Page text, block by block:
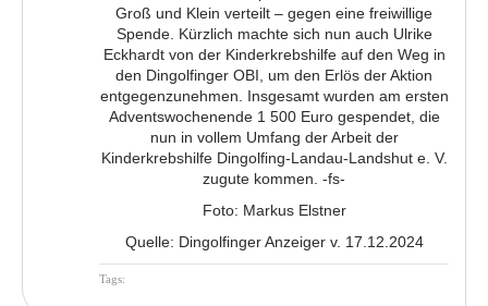
Groß und Klein verteilt – gegen eine freiwillige
Spende. Kürzlich machte sich nun auch Ulrike
Eckhardt von der Kinderkrebshilfe auf den Weg in
den Dingolfinger OBI, um den Erlös der Aktion
entgegenzunehmen. Insgesamt wurden am ersten
Adventswochenende 1 500 Euro gespendet, die
nun in vollem Umfang der Arbeit der
Kinderkrebshilfe Dingolfing-Landau-Landshut e. V.
zugute kommen. -fs-
Foto: Markus Elstner
Quelle: Dingolfinger Anzeiger v. 17.12.2024
Tags: